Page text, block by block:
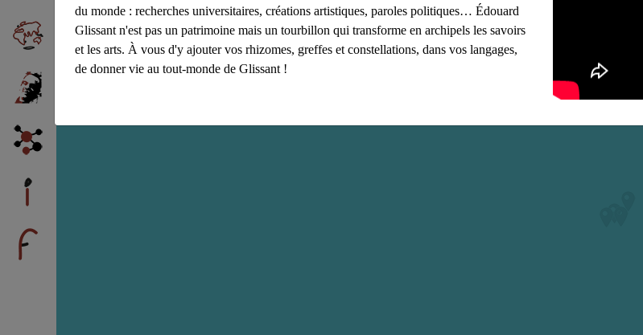
du monde : recherches universitaires, créations artistiques, paroles politiques… Édouard
Glissant n'est pas un patrimoine mais un tourbillon qui transforme en archipels les savoirs
et les arts. À vous d'y ajouter vos rhizomes, greffes et constellations, dans vos langages,
de donner vie au tout-monde de Glissant !